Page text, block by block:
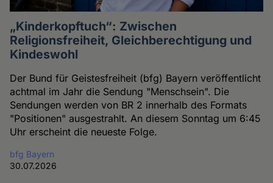
„Kinderkopftuch“: Zwischen
Religionsfreiheit, Gleichberechtigung und
Kindeswohl
Der Bund für Geistesfreiheit (bfg) Bayern veröffentlicht
achtmal im Jahr die Sendung "Menschsein". Die
Sendungen werden von BR 2 innerhalb des Formats
"Positionen" ausgestrahlt. An diesem Sonntag um 6:45
Uhr erscheint die neueste Folge.
bfg Bayern
30.07.2026